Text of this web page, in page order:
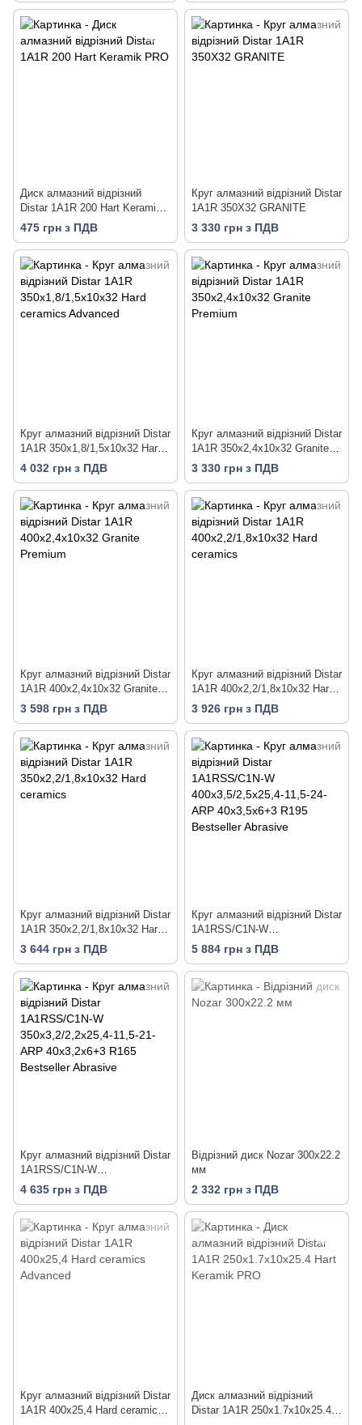
Диск алмазний вiдрiзний
Distar 1A1R 200 Hart Keramik
PRO
475 грн з ПДВ
Круг алмазний відрізний Distar
1A1R 350X32 GRANITE
3 330 грн з ПДВ
Круг алмазний вiдрiзний Distar
1A1R 350x1,8/1,5x10x32 Hard
ceramics Advanced
4 032 грн з ПДВ
Круг алмазний вiдрiзний Distar
1A1R 350x2,4x10x32 Granite
Premium
3 330 грн з ПДВ
Круг алмазний вiдрiзний Distar
1A1R 400x2,4x10x32 Granite
Premium
3 598 грн з ПДВ
Круг алмазний вiдрiзний Distar
1A1R 400x2,2/1,8x10x32 Hard
ceramics
3 926 грн з ПДВ
Круг алмазний вiдрiзний Distar
1A1R 350x2,2/1,8x10x32 Hard
ceramics
3 644 грн з ПДВ
Круг алмазний вiдрiзний Distar
1A1RSS/C1N-W
400x3,5/2,5x25,4-11,5-24-ARP
40x3,5x6+3 R195 Bestseller
Abrasive
5 884 грн з ПДВ
Круг алмазний вiдрiзний Distar
1A1RSS/C1N-W
350x3,2/2,2x25,4-11,5-21-ARP
40x3,2x6+3 R165 Bestseller
Abrasive
4 635 грн з ПДВ
Відрізний диск Nozar 300х22.2
мм
2 332 грн з ПДВ
Круг алмазний вiдрiзний Distar
1A1R 400x25,4 Hard ceramics
Диск алмазний вiдрiзний
Distar 1A1R 250x1.7x10x25.4